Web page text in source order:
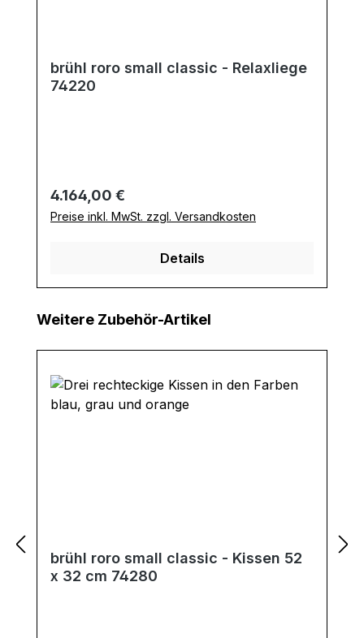
brühl roro small classic - Relaxliege
74220
Regulärer Preis:
4.164,00 €
Preise inkl. MwSt. zzgl. Versandkosten
Details
Produktgalerie überspringen
Weitere Zubehör-Artikel
brühl roro small classic - Kissen 52
x 32 cm 74280